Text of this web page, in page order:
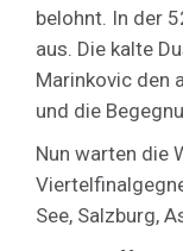
belohnt. In der
aus. Die kalte
Marinkovic den
und die
Nun warten die
See, Salzburg,